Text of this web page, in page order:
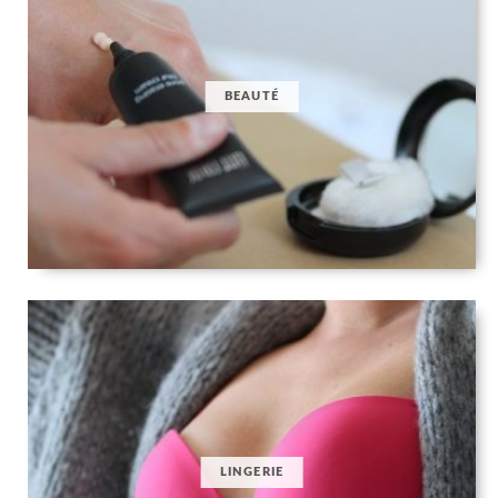
BEAUTÉ
LINGERIE